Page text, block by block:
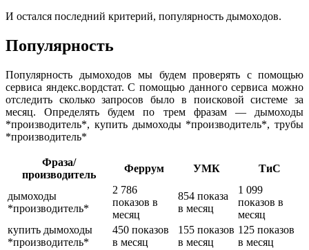
И остался последний критерий, популярность дымоходов.
Популярность
Популярность дымоходов мы будем проверять с помощью
сервиса яндекс.вордстат. С помощью данного сервиса можно
отследить сколько запросов было в поисковой системе за
месяц. Определять будем по трем фразам — дымоходы
*производитель*, купить дымоходы *производитель*, трубы
*производитель*
Фраза/
производитель
Феррум УМК ТиС
дымоходы
*производитель*
2 786
показов в
месяц
854 показа
в месяц
1 099
показов в
месяц
купить дымоходы
*производитель*
450 показов
в месяц
155 показов
в месяц
125 показов
в месяц